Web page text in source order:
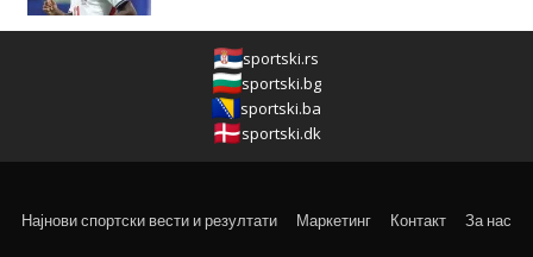
sportski.rs
sportski.bg
sportski.ba
sportski.dk
Најнови спортски вести и резултати Маркетинг Контакт За нас